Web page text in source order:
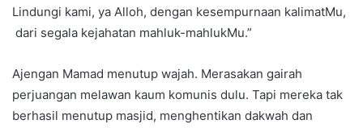
Lindungi kami, ya Alloh, dengan kesempurnaan kalimatMu,
dari segala kejahatan mahluk-mahlukMu.”
Ajengan Mamad menutup wajah. Merasakan gairah
perjuangan melawan kaum komunis dulu. Tapi mereka tak
berhasil menutup masjid, menghentikan dakwah dan